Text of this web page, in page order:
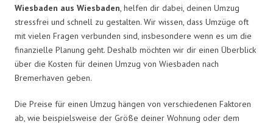
Wiesbaden aus Wiesbaden, helfen dir dabei, deinen Umzug
stressfrei und schnell zu gestalten. Wir wissen, dass Umzüge oft
mit vielen Fragen verbunden sind, insbesondere wenn es um die
finanzielle Planung geht. Deshalb möchten wir dir einen Überblick
über die Kosten für deinen Umzug von Wiesbaden nach
Bremerhaven geben.
Die Preise für einen Umzug hängen von verschiedenen Faktoren
ab, wie beispielsweise der Größe deiner Wohnung oder dem